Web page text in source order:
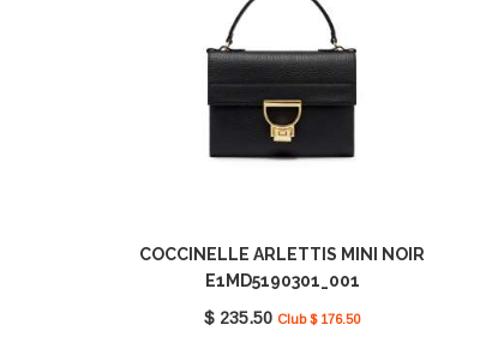
COCCINELLE ARLETTIS MINI NOIR
E1MD5190301_001
$ 235.50 Club $ 176.50